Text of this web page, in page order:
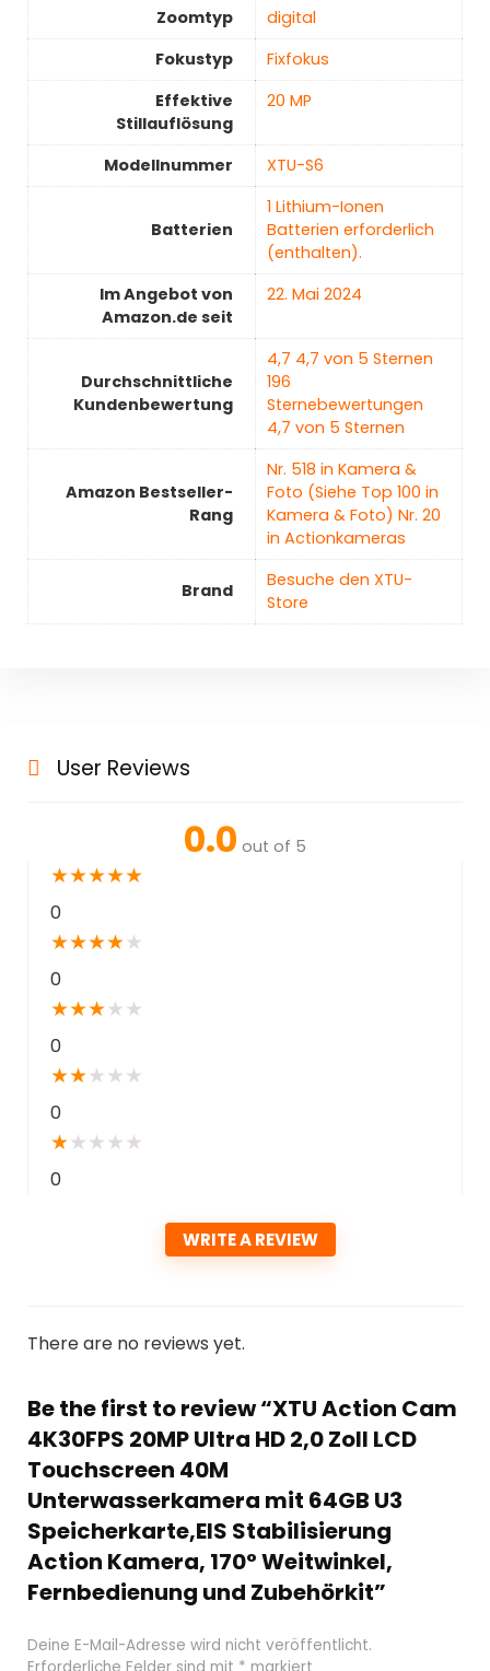
Zoomtyp
‎digital
Fokustyp
‎Fixfokus
Effektive
Stillauflösung
‎20 MP
Modellnummer ‎XTU-S6
Batterien
‎1 Lithium-Ionen
Batterien erforderlich
(enthalten).
Im Angebot von
Amazon.de seit
22. Mai 2024
Durchschnittliche
Kundenbewertung
4,7 4,7 von 5 Sternen
196
Sternebewertungen
4,7 von 5 Sternen
Amazon Bestseller-
Rang
Nr. 518 in Kamera &
Foto (Siehe Top 100 in
Kamera & Foto) Nr. 20
in Actionkameras
Brand
Besuche den XTU-
Store
User Reviews
0.0 out of 5
★★★★★
0
★★★★★
0
★★★★ ★
0
★★★ ★ ★
0
★★ ★ ★ ★
0
WRITE A REVIEW
There are no reviews yet.
Be the first to review “XTU Action Cam
4K30FPS 20MP Ultra HD 2,0 Zoll LCD
Touchscreen 40M
Unterwasserkamera mit 64GB U3
Speicherkarte,EIS Stabilisierung
Action Kamera, 170° Weitwinkel,
Fernbedienung und Zubehörkit”
Deine E-Mail-Adresse wird nicht veröffentlicht.
Erforderliche Felder sind mit * markiert